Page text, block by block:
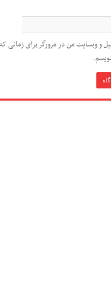
و وبسایت من در مرورگر برای زمانی